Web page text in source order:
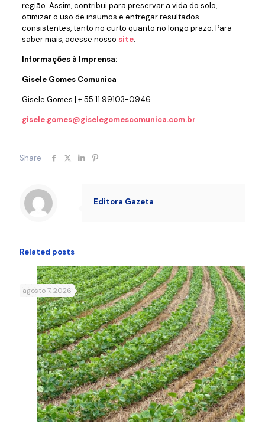
região. Assim, contribui para preservar a vida do solo,
otimizar o uso de insumos e entregar resultados
consistentes, tanto no curto quanto no longo prazo. Para
saber mais, acesse nosso site.
Informações à Imprensa:
Gisele Gomes Comunica
Gisele Gomes | + 55 11 99103-0946
gisele.gomes@giselegomescomunica.com.br
Share
Editora Gazeta
Related posts
agosto 7, 2026